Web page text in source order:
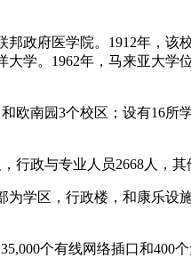
政府医学院。1912年，
学。1962年，马来亚大
欧南园3个校区；设有16
行政与专业人员2668人，其
学区，行政楼，和康乐
个有线网络插口和400个